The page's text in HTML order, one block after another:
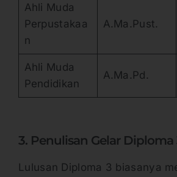
Ahli Muda
Perpustakaa
n
A.Ma.Pust.
Ahli Muda
Pendidikan
A.Ma.Pd.
3. Penulisan Gelar Diploma
Lulusan Diploma 3 biasanya